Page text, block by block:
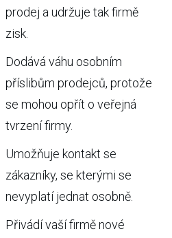
prodej a udržuje tak firmě
zisk.
Dodává váhu osobním
příslibům prodejců, protože
se mohou opřít o veřejná
tvrzení firmy.
Umožňuje kontakt se
zákazníky, se kterými se
nevyplatí jednat osobně.
Přivádí vaší firmě nové